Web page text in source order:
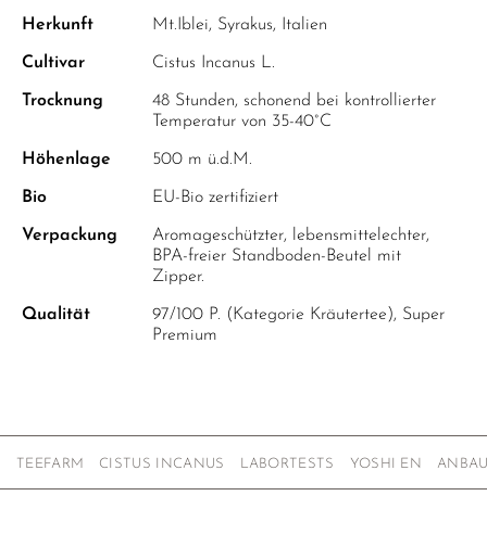
Herkunft Mt.Iblei, Syrakus, Italien
Cultivar Cistus Incanus L.
Trocknung
48 Stunden, schonend bei kontrollierter
Temperatur von 35-40°C
Höhenlage 500 m ü.d.M.
Bio EU-Bio zertifiziert
Verpackung
Aromageschützter, lebensmittelechter,
BPA-freier Standboden-Beutel mit
Zipper.
Qualität
97/100 P. (Kategorie Kräutertee), Super
Premium
TEEFARM CISTUS INCANUS LABORTESTS YOSHI EN